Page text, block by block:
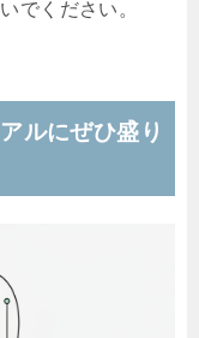
でください。
ルにぜひ盛り